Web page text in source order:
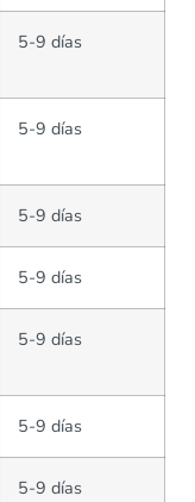
5-9 días
5-9 días
5-9 días
5-9 días
5-9 días
5-9 días
5-9 días